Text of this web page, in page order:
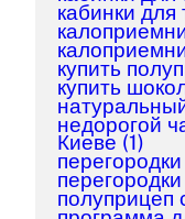
кабинки для
купить
купить
недорогой
Киеве (1)
полуприцеп